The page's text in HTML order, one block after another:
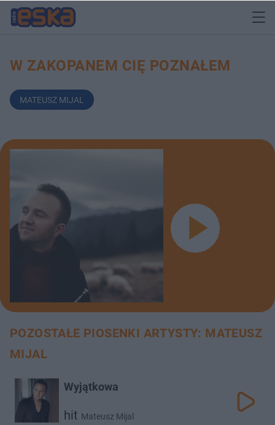
W ZAKOPANEM CIĘ POZNAŁEM
MATEUSZ MIJAL
POZOSTAŁE PIOSENKI ARTYSTY: MATEUSZ
MIJAL
Wyjątkowa
hit Mateusz Mijal